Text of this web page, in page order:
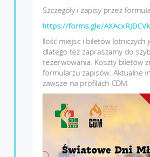
Szczegóły i zapisy przez
https://forms.gle/
Ilość miejsc i biletów lotniczych
dlatego też zapraszamy do
rezerwowania. Koszty biletów
formularzu zapisów. Aktualne
zawsze na profilach CDM.